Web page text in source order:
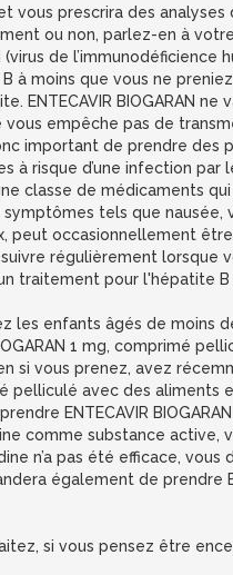
prescrira des analyses
ou non, parlez-en à
de l’immunodéficience
à moins que vous ne
ENTECAVIR BIOGARAN
vous empêche pas de
important de prendre des
à risque d’une infection par
une classe de médicaments
tels que
peut occasionnellement
régulièrement lorsque
traitement pour l'hépatite
les enfants âgés de moins
1 mg, comprimé
si vous prenez, avez
pelliculé avec des aliments
ENTECAVIR
comme substance active,
n’a pas été efficace, vous
également de prendre
si vous pensez être